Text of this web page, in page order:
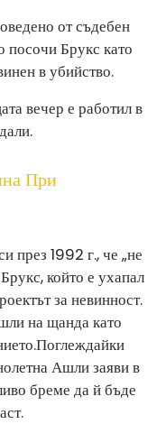
от съдебен
посочи Брукс като
в убийство.
вечер е работил в
При
през 1992 г., че „не
който е ухапал
за невинност.
на щанда като
Поглеждайки
Ашли заяви в
бреме да й бъде